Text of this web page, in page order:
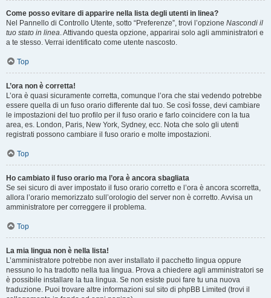
Come posso evitare di apparire nella lista degli utenti in linea?
Nel Pannello di Controllo Utente, sotto “Preferenze”, trovi l’opzione Nascondi il
tuo stato in linea. Attivando questa opzione, apparirai solo agli amministratori e
a te stesso. Verrai identificato come utente nascosto.
Top
L’ora non è corretta!
L’ora è quasi sicuramente corretta, comunque l’ora che stai vedendo potrebbe
essere quella di un fuso orario differente dal tuo. Se così fosse, devi cambiare
le impostazioni del tuo profilo per il fuso orario e farlo coincidere con la tua
area, es. London, Paris, New York, Sydney, ecc. Nota che solo gli utenti
registrati possono cambiare il fuso orario e molte impostazioni.
Top
Ho cambiato il fuso orario ma l’ora è ancora sbagliata
Se sei sicuro di aver impostato il fuso orario corretto e l’ora è ancora scorretta,
allora l’orario memorizzato sull’orologio del server non è corretto. Avvisa un
amministratore per correggere il problema.
Top
La mia lingua non è nella lista!
L’amministratore potrebbe non aver installato il pacchetto lingua oppure
nessuno lo ha tradotto nella tua lingua. Prova a chiedere agli amministratori se
è possibile installare la tua lingua. Se non esiste puoi fare tu una nuova
traduzione. Puoi trovare altre informazioni sul sito di phpBB Limited (trovi il